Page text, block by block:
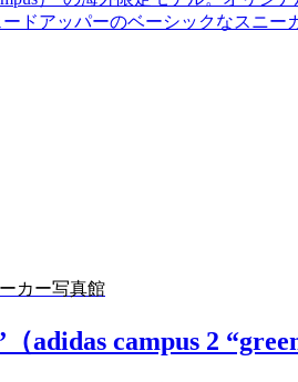
ドアッパーのベーシックなスニー
カー写真館
campus 2